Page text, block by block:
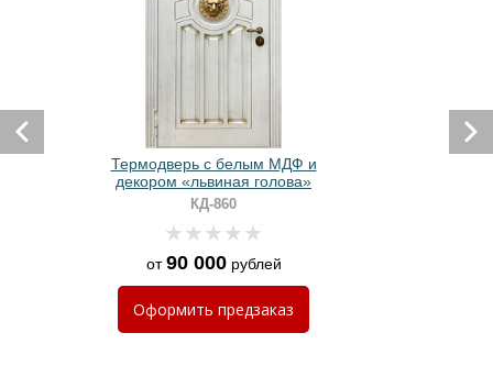
Термодверь с белым МДФ и
декором «львиная голова»
КД-860
от90 000рублей
Оформить предзаказ